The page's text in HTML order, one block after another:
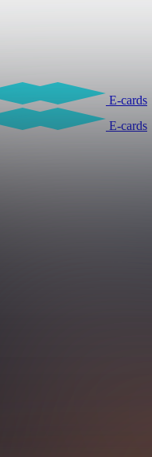
E-cards
E-cards